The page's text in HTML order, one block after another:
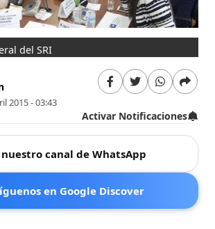
del SRI
2015 - 03:43
Activar Notificaciones
canal de WhatsApp
en Google Discover